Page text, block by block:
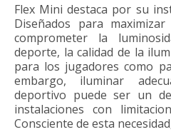
Flex Mini destaca por su
Diseñados para
comprometer la
deporte, la calidad de la
para los jugadores como
embargo, iluminar
deportivo puede ser un
instalaciones con
Consciente de esta